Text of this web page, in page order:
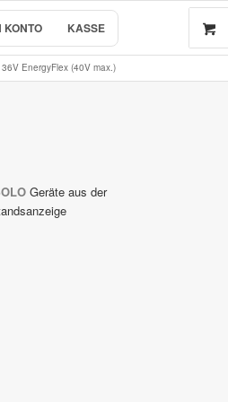
KONTO KASSE
EnergyFlex (40V max.)
Geräte aus der